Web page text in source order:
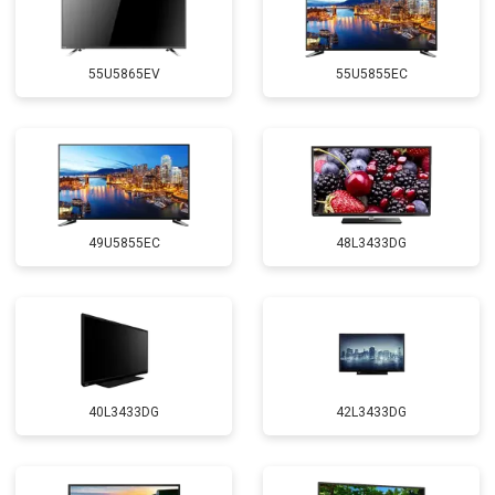
55U5865EV 55U5855EC
49U5855EC 48L3433DG
40L3433DG 42L3433DG